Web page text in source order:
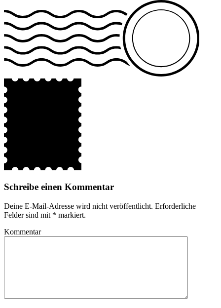
Schreibe einen Kommentar
Deine E-Mail-Adresse wird nicht veröffentlicht. Erforderliche
Felder sind mit * markiert.
Kommentar